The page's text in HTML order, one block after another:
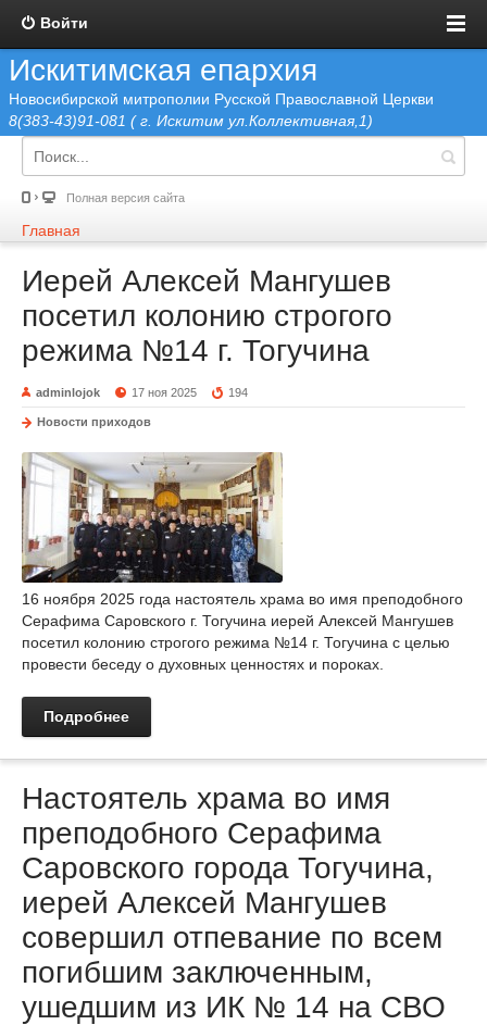
Войти
Искитимская епархия
Новосибирской митрополии Русской Православной Церкви
8(383-43)91-081 ( г. Искитим ул.Коллективная,1)
Полная версия сайта
Главная
Иерей Алексей Мангушев
посетил колонию строгого
режима №14 г. Тогучина
adminlojok 17 ноя 2025 194
Новости приходов
16 ноября 2025 года настоятель храма во имя преподобного
Серафима Саровского г. Тогучина иерей Алексей Мангушев
посетил колонию строгого режима №14 г. Тогучина с целью
провести беседу о духовных ценностях и пороках.
Подробнее
Настоятель храма во имя
преподобного Серафима
Саровского города Тогучина,
иерей Алексей Мангушев
совершил отпевание по всем
погибшим заключенным,
ушедшим из ИК № 14 на СВО